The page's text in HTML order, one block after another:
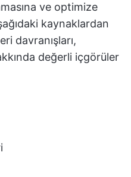
ve optimize
kaynaklardan
davranışları,
değerli içgörüler